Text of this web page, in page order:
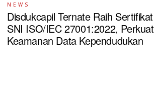
NEWS
Disdukcapil Ternate Raih Sertifikat
SNI ISO/IEC 27001:2022, Perkuat
Keamanan Data Kependudukan